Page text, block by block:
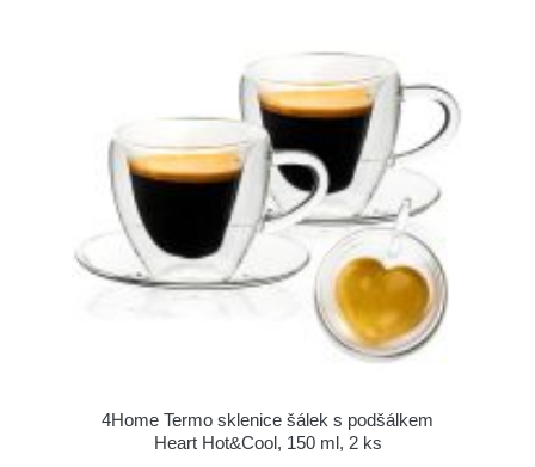
4Home Termo sklenice šálek s podšálkem
Heart Hot&Cool, 150 ml, 2 ks